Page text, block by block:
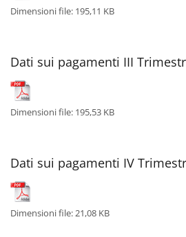
Dimensioni file: 195,11 KB
Dati sui pagamenti III
Dimensioni file: 195,53 KB
Dati sui pagamenti IV
Dimensioni file: 21,08 KB